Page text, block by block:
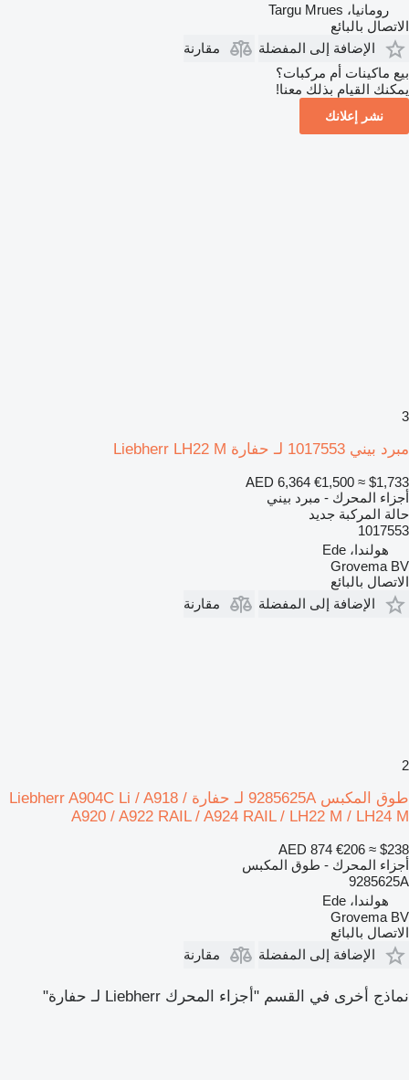
رومانيا، Targu Mrues
الاتصال بالبائع
الإضافة إلى المفضلة
مقارنة
بيع ماكينات أم مركبات؟
يمكنك القيام بذلك معنا!
نشر إعلانك
3
مبرد بيني 1017553 لـ حفارة Liebherr LH22 M
AED 6,364 €1,500 ≈ $1,733
أجزاء المحرك - مبرد بيني
حالة المركبة جديد
1017553
هولندا، Ede
Grovema BV
الاتصال بالبائع
الإضافة إلى المفضلة
مقارنة
2
طوق المكبس 9285625A لـ حفارة Liebherr A904C Li / A918 /
A920 / A922 RAIL / A924 RAIL / LH22 M / LH24 M
AED 874 €206 ≈ $238
أجزاء المحرك - طوق المكبس
9285625A
هولندا، Ede
Grovema BV
الاتصال بالبائع
الإضافة إلى المفضلة
مقارنة
نماذج أخرى في القسم "أجزاء المحرك Liebherr لـ حفارة"